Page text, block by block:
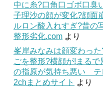
中に糸?口角口ゴボ口臭
子理沙の顔が変化?顔面
ルロン酸入れすぎ?昔の
整形劣化.com より
峯岸みなみは顔変わっ
ごを整形?横顔が!まるで
の指原が気持ち悪い テ
2chまとめサイト より